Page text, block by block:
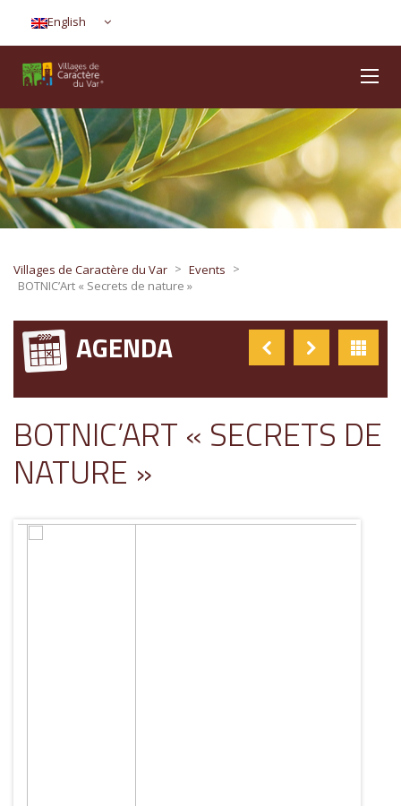
English
Villages de Caractère du Var > Events >
BOTNIC’Art « Secrets de nature »
AGENDA
BOTNIC’ART « SECRETS DE
NATURE »